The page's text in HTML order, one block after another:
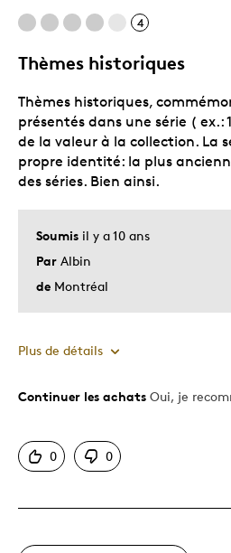
Unique en son genre
Cadeau de Noël
Cadeau pour adulte
Occasion spéciale
Décrivez-vous Attirée Par La
4
Thèmes historiques
Soumis il y a 10 ans
Par Albin
de Montréal
Thèmes historiques,
présentés dans une série (
de la valeur à la collection. La
propre identité: la plus
des séries. Bien ainsi.
Plus de détails
Le pour
Motif attrayant
Très bonne qualité
Continuer les achats Oui, je
0 0